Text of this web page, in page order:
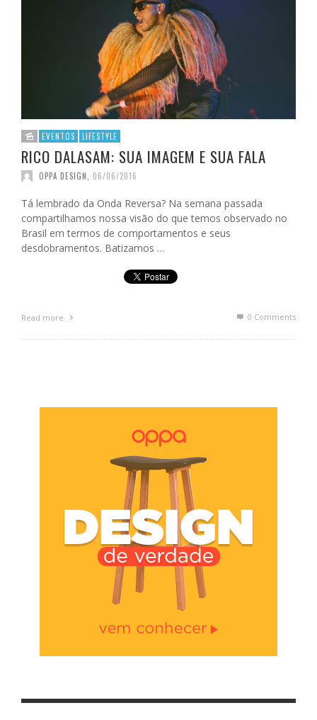
EVENTOS LIFESTYLE
RICO DALASAM: SUA IMAGEM E SUA FALA
OPPA DESIGN 06/06/2016
Tá lembrado da Onda Reversa? Na semana passada
compartilhamos nossa visão do que temos observado no
Brasil em termos de comportamentos e seus
desdobramentos. Batizamos …
Read more 0 Comments